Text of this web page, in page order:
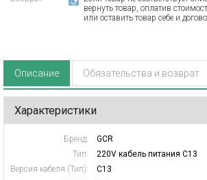
вернуть товар, оплатив
или оставить товар себе и
Описание Обязательства и возврат
Характеристики
Бренд:
GCR
Тип:
220V кабель питания C13
Версия кабеля (Тип):
C13